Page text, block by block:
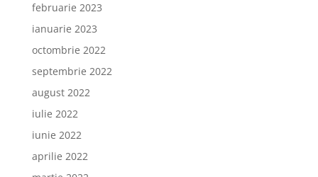
februarie 2023
ianuarie 2023
octombrie 2022
septembrie 2022
august 2022
iulie 2022
iunie 2022
aprilie 2022